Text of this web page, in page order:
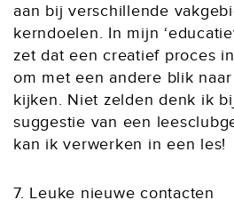
aan bij verschillende
kerndoelen. In mijn
zet dat een creatief proces
om met een andere blik
kijken. Niet zelden denk ik
suggestie van een
kan ik verwerken in een les!
7. Leuke nieuwe contacten